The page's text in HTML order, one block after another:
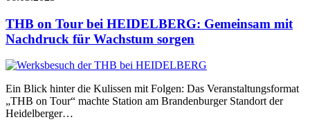
THB on Tour bei HEIDELBERG: Gemeinsam mit
Nachdruck für Wachstum sorgen
Ein Blick hinter die Kulissen mit Folgen: Das Veranstaltungsformat
„THB on Tour“ machte Station am Brandenburger Standort der
Heidelberger…